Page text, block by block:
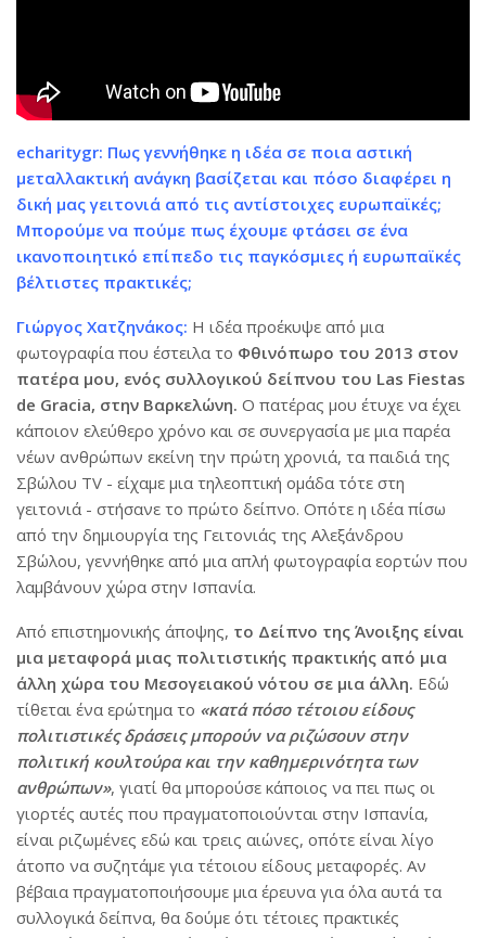
echaritygr: Πως γεννήθηκε η ιδέα σε ποια αστική
μεταλλακτική ανάγκη βασίζεται και πόσο διαφέρει η
δική μας γειτονιά από τις αντίστοιχες ευρωπαϊκές;
Μπορούμε να πούμε πως έχουμε φτάσει σε ένα
ικανοποιητικό επίπεδο τις παγκόσμιες ή ευρωπαϊκές
βέλτιστες πρακτικές;
Γιώργος Χατζηνάκος: Η ιδέα προέκυψε από μια
φωτογραφία που έστειλα το Φθινόπωρο του 2013 στον
πατέρα μου, ενός συλλογικού δείπνου του Las Fiestas
de Gracia, στην Βαρκελώνη. Ο πατέρας μου έτυχε να έχει
κάποιον ελεύθερο χρόνο και σε συνεργασία με μια παρέα
νέων ανθρώπων εκείνη την πρώτη χρονιά, τα παιδιά της
Σβώλου TV - είχαμε μια τηλεοπτική ομάδα τότε στη
γειτονιά - στήσανε το πρώτο δείπνο. Οπότε η ιδέα πίσω
από την δημιουργία της Γειτονιάς της Αλεξάνδρου
Σβώλου, γεννήθηκε από μια απλή φωτογραφία εορτών που
λαμβάνουν χώρα στην Ισπανία.
Από επιστημονικής άποψης, το Δείπνο της Άνοιξης είναι
μια μεταφορά μιας πολιτιστικής πρακτικής από μια
άλλη χώρα του Μεσογειακού νότου σε μια άλλη. Εδώ
τίθεται ένα ερώτημα το «κατά πόσο τέτοιου είδους
πολιτιστικές δράσεις μπορούν να ριζώσουν στην
πολιτική κουλτούρα και την καθημερινότητα των
ανθρώπων», γιατί θα μπορούσε κάποιος να πει πως οι
γιορτές αυτές που πραγματοποιούνται στην Ισπανία,
είναι ριζωμένες εδώ και τρεις αιώνες, οπότε είναι λίγο
άτοπο να συζητάμε για τέτοιου είδους μεταφορές. Αν
βέβαια πραγματοποιήσουμε μια έρευνα για όλα αυτά τα
συλλογικά δείπνα, θα δούμε ότι τέτοιες πρακτικές